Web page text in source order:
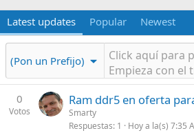
Latest updates Popular Newest
(Pon un Prefijo)
0
Votos
Ram ddr5 en oferta
Smarty
Respuestas 1 Hoy a la(s) 7:35